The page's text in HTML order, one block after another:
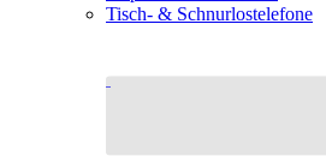
Tisch- & Schnurlostelefone